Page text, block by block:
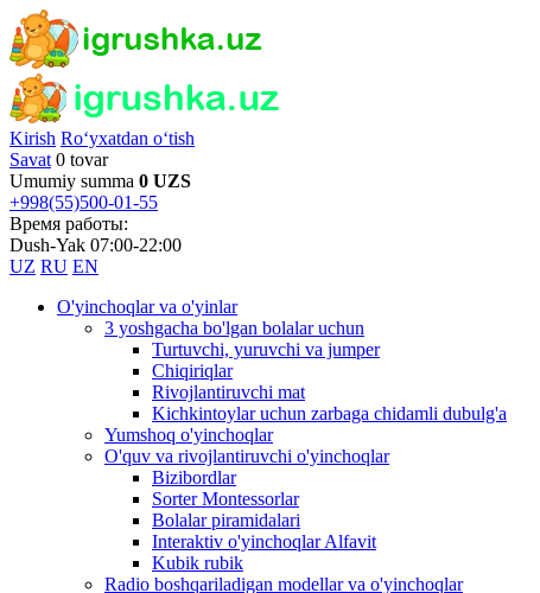
Kirish Ro‘yxatdan o‘tish
Savat 0 tovar
Umumiy summa 0 UZS
+998(55)500-01-55
Время работы:
Dush-Yak 07:00-22:00
UZ RU EN
O'yinchoqlar va o'yinlar
3 yoshgacha bo'lgan bolalar uchun
Turtuvchi, yuruvchi va jumper
Chiqiriqlar
Rivojlantiruvchi mat
Kichkintoylar uchun zarbaga chidamli dubulg'a
Yumshoq o'yinchoqlar
O'quv va rivojlantiruvchi o'yinchoqlar
Bizibordlar
Sorter Montessorlar
Bolalar piramidalari
Interaktiv o'yinchoqlar Alfavit
Kubik rubik
Radio boshqariladigan modellar va o'yinchoqlar